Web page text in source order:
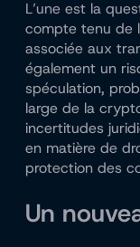
L’une est la
compte tenu de
associée aux
également un
spéculation,
large de la
incertitudes
en matière de
protection des
Un